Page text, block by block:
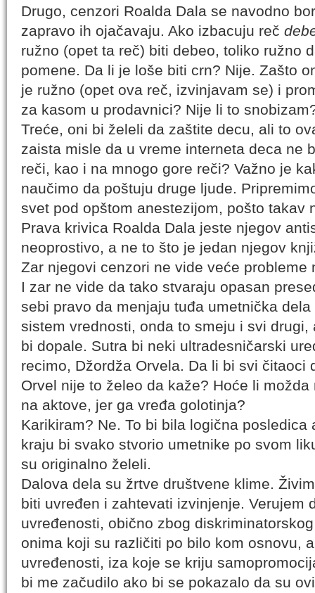
Drugo, cenzori Roalda Dala se navodno
zapravo ih ojačavaju. Ako izbacuju reč
ružno (opet ta reč) biti debeo, toliko ružno
pomene. Da li je loše biti crn? Nije. Zašto
je ružno (opet ova reč, izvinjavam se) i
za kasom u prodavnici? Nije li to
Treće, oni bi želeli da zaštite decu, ali to
zaista misle da u vreme interneta deca ne
reči, kao i na mnogo gore reči? Važno je
naučimo da poštuju druge ljude.
svet pod opštom anestezijom, pošto takav
Prava krivica Roalda Dala jeste njegov
neoprostivo, a ne to što je jedan njegov
Zar njegovi cenzori ne vide veće probleme
I zar ne vide da tako stvaraju opasan
sebi pravo da menjaju tuđa umetnička
sistem vrednosti, onda to smeju i svi
bi dopale. Sutra bi neki ultradesničarski
recimo, Džordža Orvela. Da li bi svi čitaoci
Orvel nije to želeo da kaže? Hoće li
na aktove, jer ga vređa golotinja?
Karikiram? Ne. To bi bila logična
kraju bi svako stvorio umetnike po svom
su originalno želeli.
Dalova dela su žrtve društvene klime.
biti uvređen i zahtevati izvinjenje. Verujem
uvređenosti, obično zbog
onima koji su različiti po bilo kom osnovu,
uvređenosti, iza koje se kriju
bi me začudilo ako bi se pokazalo da su